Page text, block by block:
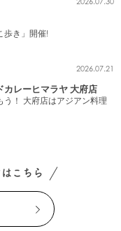
歩き」開催!
2026.07.21
カレーヒマラヤ 大府店
う！ 大府店はアジアン料理
こちら